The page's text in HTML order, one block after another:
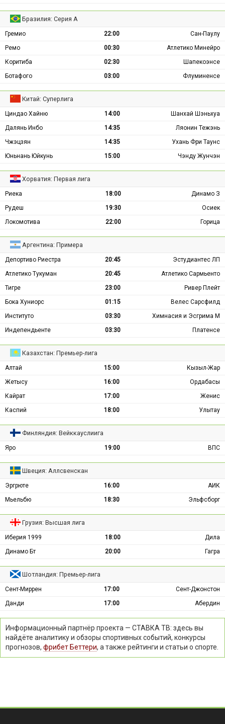
Бразилия: Серия А
Гремио 22:00
Сан-Паулу
Ремо
00:30
Атлетико Минейро
Коритиба
02:30
Шапекоэнсе
Ботафого
03:00 Флуминенсе
Китай: Суперлига
Циндао Хайню 14:00
Шанхай Шэньхуа
Далянь Инбо
14:35
Ляонин Тежэнь
Чжэцзян
14:35
Ухань Фри Таунс
Юньнань Юйкунь
15:00 Чэнду Жунчэн
Хорватия: Первая лига
Риека 18:00
Динамо З
Рудеш
19:30
Осиек
Локомотива
22:00 Горица
Аргентина: Примера
Депортиво Риестра 20:45
Эстудиантес ЛП
Атлетико Тукуман
20:45
Атлетико Сармьенто
Тигре
23:00
Ривер Плейт
Бока Хуниорс
01:15
Велес Сарсфилд
Институто
03:30
Химнасия и Эсгрима М
Индепендьенте
03:30 Платенсе
Казахстан: Премьер-лига
Алтай 15:00
Кызыл-Жар
Жетысу
16:00
Ордабасы
Кайрат
17:00
Женис
Каспий
18:00 Улытау
Финляндия: Вейккауслиига
Яро 19:00 ВПС
Швеция: Аллсвенскан
Эргрюте 16:00
АИК
Мьельбю
18:30 Эльфсборг
Грузия: Высшая лига
Иберия 1999 18:00
Дила
Динамо Бт
20:00 Гагра
Шотландия: Премьер-лига
Сент-Миррен 17:00
Сент-Джонстон
Данди
17:00 Абердин
Информационный партнёр проекта — СТАВКА ТВ: здесь вы
найдёте аналитику и обзоры спортивных событий, конкурсы
прогнозов, фрибет Беттери, а также рейтинги и статьи о спорте.